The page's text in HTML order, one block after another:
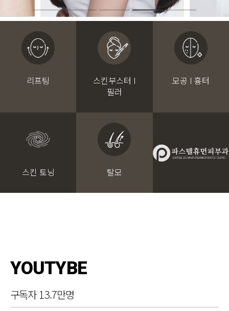
리프팅
스킨부스터 I
필러
모공 I 흉터
스킨 토닝 탈모
YOUTYBE
구독자 13.7만명